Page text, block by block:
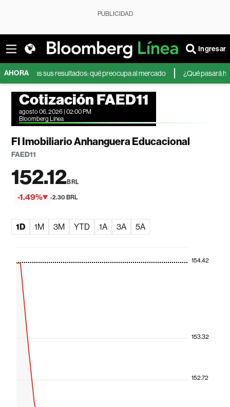
PUBLICIDAD
Ingresar
AHORA
tras sus resultados: qué preocupa al mercado ¿Qué pasará hoy
Cotización FAED11
agosto 06, 2026 | 02:00 PM
Bloomberg Línea
FI Imobiliario Anhanguera Educacional
FAED11
152.12BRL
-1.49% -2.30 BRL
1D 1M 3M YTD 1A 3A 5A
152.72
153.32
154.42